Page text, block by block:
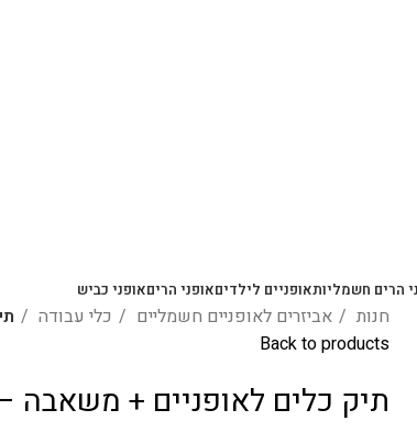
הרים חשמליותאופניים לילדיםאופני הריםאופני כביש
חנות אביזרים לאופניים חשמליים כלי עבודה
Back to products
תיק כלים לאופניים + משאבה